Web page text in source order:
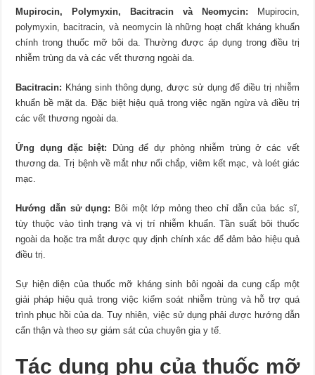
Mupirocin, Polymyxin, Bacitracin và Neomycin:
Mupirocin,
polymyxin, bacitracin, và neomycin là những hoạt chất kháng khuẩn
chính trong thuốc mỡ bôi da. Thường được áp dụng trong điều trị
nhiễm trùng da và các vết thương ngoài da.
Bacitracin: Kháng sinh thông dụng, được sử dụng để điều trị nhiễm
khuẩn bề mặt da. Đặc biệt hiệu quả trong việc ngăn ngừa và điều trị
các vết thương ngoài da.
Ứng dụng đặc biệt:
Dùng để dự phòng nhiễm trùng ở các vết
thương da. Trị bệnh về mắt như nổi chắp, viêm kết mạc, và loét giác
mạc.
Hướng dẫn sử dụng: Bôi một lớp mỏng theo chỉ dẫn của bác sĩ,
tùy thuộc vào tình trạng và vị trí nhiễm khuẩn. Tần suất bôi thuốc
ngoài da hoặc tra mắt được quy định chính xác để đảm bảo hiệu quả
điều trị.
Sự hiện diện của thuốc mỡ kháng sinh bôi ngoài da cung cấp một
giải pháp hiệu quả trong việc kiểm soát nhiễm trùng và hỗ trợ quá
trình phục hồi của da. Tuy nhiên, việc sử dụng phải được hướng dẫn
cẩn thận và theo sự giám sát của chuyên gia y tế.
Tác dụng phụ của thuốc mỡ